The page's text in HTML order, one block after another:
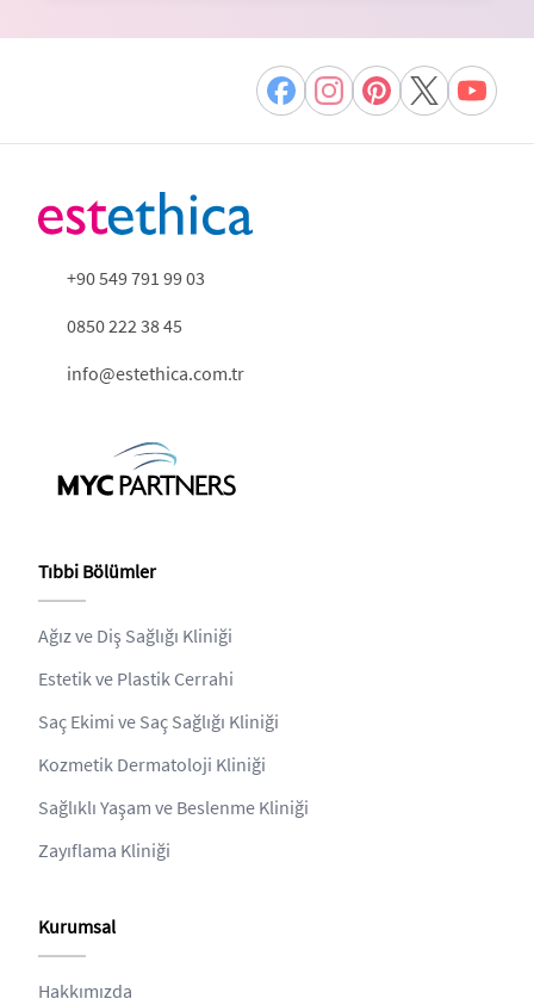
+90 549 791 99 03
0850 222 38 45
info@estethica.com.tr
Tıbbi Bölümler
Ağız ve Diş Sağlığı Kliniği
Estetik ve Plastik Cerrahi
Saç Ekimi ve Saç Sağlığı Kliniği
Kozmetik Dermatoloji Kliniği
Sağlıklı Yaşam ve Beslenme Kliniği
Zayıflama Kliniği
Kurumsal
Hakkımızda